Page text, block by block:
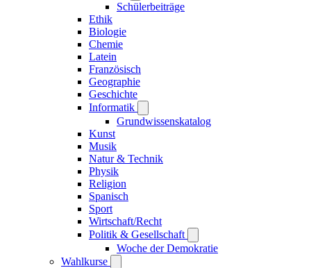
Schülerbeiträge
Ethik
Biologie
Chemie
Latein
Französisch
Geographie
Geschichte
Informatik
Grundwissenskatalog
Kunst
Musik
Natur & Technik
Physik
Religion
Spanisch
Sport
Wirtschaft/Recht
Politik & Gesellschaft
Woche der Demokratie
Wahlkurse